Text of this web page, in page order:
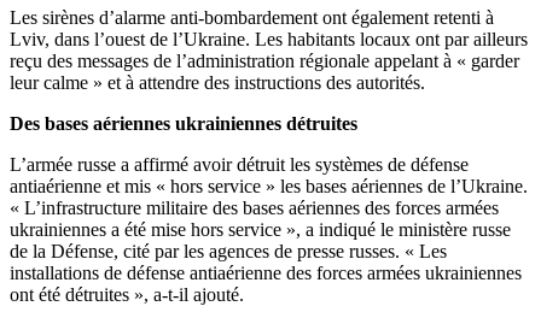
Les sirènes d’alarme anti-bombardement ont également retenti à
Lviv, dans l’ouest de l’Ukraine. Les habitants locaux ont par ailleurs
reçu des messages de l’administration régionale appelant à « garder
leur calme » et à attendre des instructions des autorités.
Des bases aériennes ukrainiennes détruites
L’armée russe a affirmé avoir détruit les systèmes de défense
antiaérienne et mis « hors service » les bases aériennes de l’Ukraine.
« L’infrastructure militaire des bases aériennes des forces armées
ukrainiennes a été mise hors service », a indiqué le ministère russe
de la Défense, cité par les agences de presse russes. « Les
installations de défense antiaérienne des forces armées ukrainiennes
ont été détruites », a-t-il ajouté.